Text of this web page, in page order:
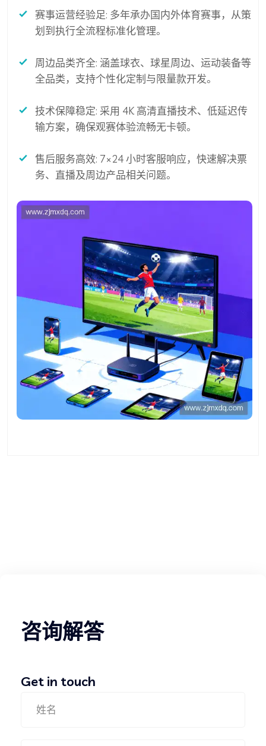
赛事运营经验足: 多年承办国内外体育赛事，从策
划到执行全流程标准化管理。
周边品类齐全: 涵盖球衣、球星周边、运动装备等
全品类，支持个性化定制与限量款开发。
技术保障稳定: 采用 4K 高清直播技术、低延迟传
输方案，确保观赛体验流畅无卡顿。
售后服务高效: 7×24 小时客服响应，快速解决票
务、直播及周边产品相关问题。
咨询解答
Get in touch